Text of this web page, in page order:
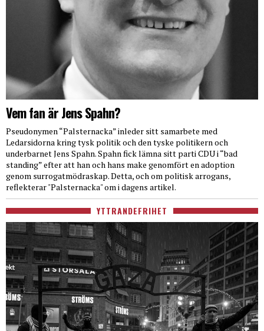
Vem fan är Jens Spahn?
Pseudonymen “Palsternacka” inleder sitt samarbete med
Ledarsidorna kring tysk politik och den tyske politikern och
underbarnet Jens Spahn. Spahn fick lämna sitt parti CDU i “bad
standing” efter att han och hans make genomfört en adoption
genom surrogatmödraskap. Detta, och om politisk arrogans,
reflekterar "Palsternacka" om i dagens artikel.
YTTRANDEFRIHET